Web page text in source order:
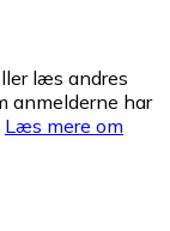
læs andres
anmelderne har
Læs mere om